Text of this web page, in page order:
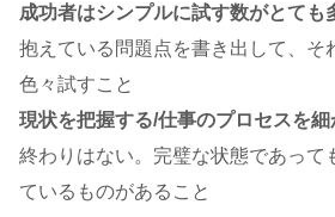
成功者はシンプルに試す数がとても
抱えている問題点を書き出して、そ
色々試すこと
現状を把握する/仕事のプロセスを
終わりはない。完璧な状態であって
ているものがあること